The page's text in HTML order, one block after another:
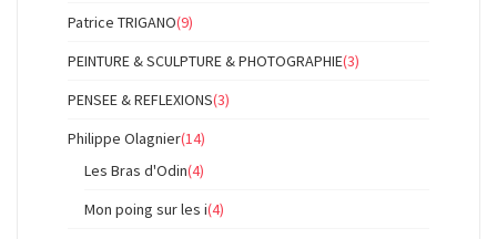
Patrice TRIGANO(9)
PEINTURE & SCULPTURE & PHOTOGRAPHIE(3)
PENSEE & REFLEXIONS(3)
Philippe Olagnier(14)
Les Bras d'Odin(4)
Mon poing sur les i(4)